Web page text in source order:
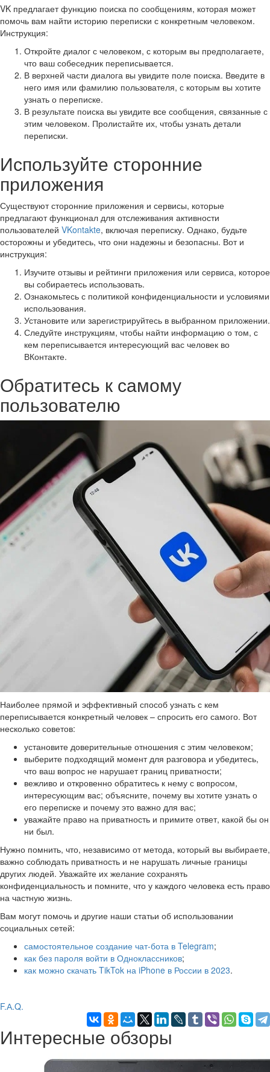
VK предлагает функцию поиска по сообщениям, которая может
помочь вам найти историю переписки с конкретным человеком.
Инструкция:
Откройте диалог с человеком, с которым вы предполагаете,
что ваш собеседник переписывается.
В верхней части диалога вы увидите поле поиска. Введите в
него имя или фамилию пользователя, с которым вы хотите
узнать о переписке.
В результате поиска вы увидите все сообщения, связанные с
этим человеком. Пролистайте их, чтобы узнать детали
переписки.
Используйте сторонние
приложения
Существуют сторонние приложения и сервисы, которые
предлагают функционал для отслеживания активности
пользователей VKontakte, включая переписку. Однако, будьте
осторожны и убедитесь, что они надежны и безопасны. Вот и
инструкция:
Изучите отзывы и рейтинги приложения или сервиса, которое
вы собираетесь использовать.
Ознакомьтесь с политикой конфиденциальности и условиями
использования.
Установите или зарегистрируйтесь в выбранном приложении.
Следуйте инструкциям, чтобы найти информацию о том, с
кем переписывается интересующий вас человек во
ВКонтакте.
Обратитесь к самому
пользователю
Наиболее прямой и эффективный способ узнать с кем
переписывается конкретный человек – спросить его самого. Вот
несколько советов:
установите доверительные отношения с этим человеком;
выберите подходящий момент для разговора и убедитесь,
что ваш вопрос не нарушает границ приватности;
вежливо и откровенно обратитесь к нему с вопросом,
интересующим вас; объясните, почему вы хотите узнать о
его переписке и почему это важно для вас;
уважайте право на приватность и примите ответ, какой бы он
ни был.
Нужно помнить, что, независимо от метода, который вы выбираете,
важно соблюдать приватность и не нарушать личные границы
других людей. Уважайте их желание сохранять
конфиденциальность и помните, что у каждого человека есть право
на частную жизнь.
Вам могут помочь и другие наши статьи об использовании
социальных сетей:
самостоятельное создание чат-бота в Telegram;
как без пароля войти в Одноклассников;
как можно скачать TikTok на iPhone в России в 2023.
F.А.Q.
Интересные обзоры